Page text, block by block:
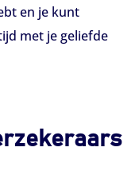
en je kunt
met je geliefde